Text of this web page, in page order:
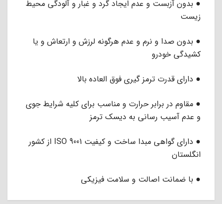
● بدون آزبست و عدم ایجاد گرد و غبار و آلودگی محیط
زیست
● بدون صدا و نرم و عدم هرگونه لرزش و ارتعاش و یا
کشیدگی خودرو
● دارای قدرت ترمز گیری فوق العاده بالا
● مقاوم در برابر حرارت و مناسب برای کلیه شرایط جوی
و عدم آسیب رسانی به دیسک ترمز
● دارای گواهی مبدا ساخت و کیفیت ISO 9001 از کشور
انگلستان
● با ضمانت اصالت و سلامت فیزیکی